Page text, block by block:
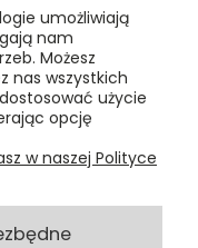
umożliwiają
nam
Możesz
nas wszystkich
użycie
opcję
w naszej Polityce